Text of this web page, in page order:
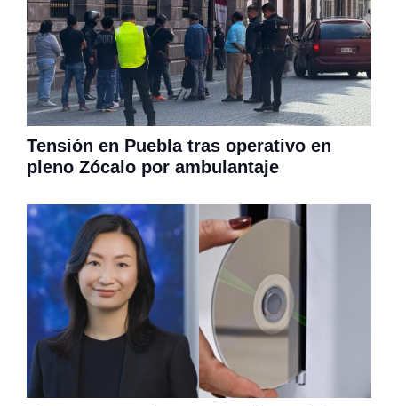
Tensión en Puebla tras operativo en
pleno Zócalo por ambulantaje